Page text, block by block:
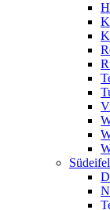
Südeifel